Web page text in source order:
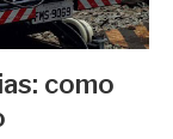
como